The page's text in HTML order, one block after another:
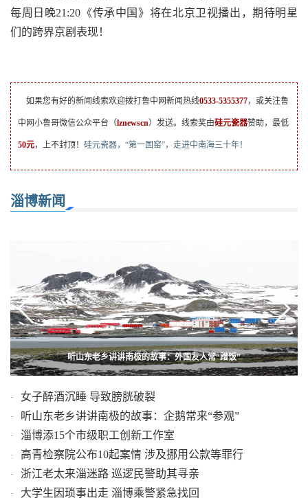
每周日晚21:20《传承中国》将在北京卫视播出，期待明星
们的跨界京剧表现！
如果您有好的新闻线索欢迎拨打鲁中网新闻热线0533-5355377，或关注鲁
中网小鲁哥微信公众平台（lznewscn）发送。线索奖由硅元瓷器赞助，最低
50元，上不封顶！ 硅元瓷器，“第一国窑”，走进中南海三十年！
淄博新闻
淄博小年夜 回家“迟到”的交通人
听山东老乡讲讲南极的故事：外国友人常“蹭饭”
· 女子醉酒沉睡 导致膀胱破裂
· 听山东老乡讲讲南极的故事：企鹅常来“参观”
· 淄博添15个市级职工创新工作室
· 高青检察院公布10起案情 涉及挪用公款等罪行
· 浙江老太来淄迷路 巡逻民警助其寻亲
· 大学生因琐事出走 淄博乘警紧急找回